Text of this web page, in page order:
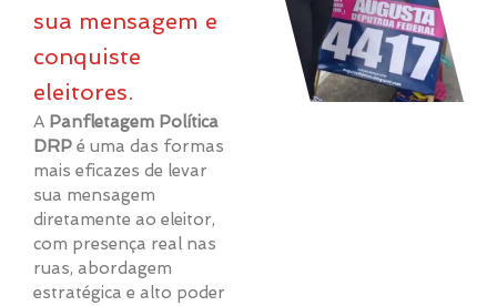
sua mensagem e
conquiste
eleitores.
A Panfletagem Política
DRP é uma das formas
mais eficazes de levar
sua mensagem
diretamente ao eleitor,
com presença real nas
ruas, abordagem
estratégica e alto poder